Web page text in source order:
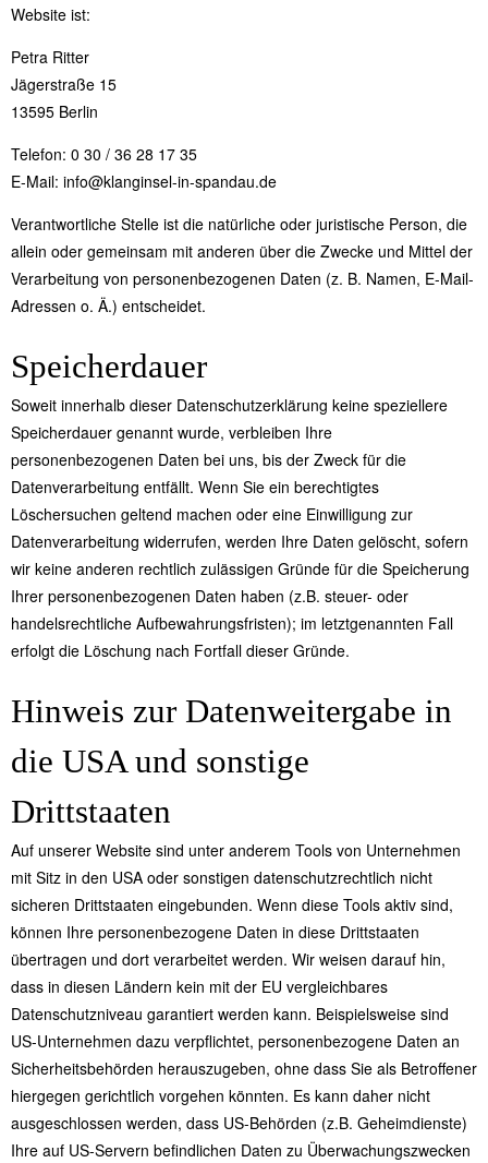
Website ist:
Petra Ritter
Jägerstraße 15
13595 Berlin
Telefon: 0 30 / 36 28 17 35
E-Mail: info@klanginsel-in-spandau.de
Verantwortliche Stelle ist die natürliche oder juristische Person, die
allein oder gemeinsam mit anderen über die Zwecke und Mittel der
Verarbeitung von personenbezogenen Daten (z. B. Namen, E-Mail-
Adressen o. Ä.) entscheidet.
Speicherdauer
Soweit innerhalb dieser Datenschutzerklärung keine speziellere
Speicherdauer genannt wurde, verbleiben Ihre
personenbezogenen Daten bei uns, bis der Zweck für die
Datenverarbeitung entfällt. Wenn Sie ein berechtigtes
Löschersuchen geltend machen oder eine Einwilligung zur
Datenverarbeitung widerrufen, werden Ihre Daten gelöscht, sofern
wir keine anderen rechtlich zulässigen Gründe für die Speicherung
Ihrer personenbezogenen Daten haben (z.B. steuer- oder
handelsrechtliche Aufbewahrungsfristen); im letztgenannten Fall
erfolgt die Löschung nach Fortfall dieser Gründe.
Hinweis zur Datenweitergabe in
die USA und sonstige
Drittstaaten
Auf unserer Website sind unter anderem Tools von Unternehmen
mit Sitz in den USA oder sonstigen datenschutzrechtlich nicht
sicheren Drittstaaten eingebunden. Wenn diese Tools aktiv sind,
können Ihre personenbezogene Daten in diese Drittstaaten
übertragen und dort verarbeitet werden. Wir weisen darauf hin,
dass in diesen Ländern kein mit der EU vergleichbares
Datenschutzniveau garantiert werden kann. Beispielsweise sind
US-Unternehmen dazu verpflichtet, personenbezogene Daten an
Sicherheitsbehörden herauszugeben, ohne dass Sie als Betroffener
hiergegen gerichtlich vorgehen könnten. Es kann daher nicht
ausgeschlossen werden, dass US-Behörden (z.B. Geheimdienste)
Ihre auf US-Servern befindlichen Daten zu Überwachungszwecken